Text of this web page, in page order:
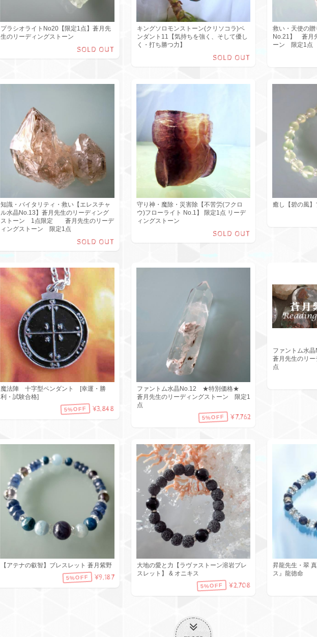
プラシオライトNo20【限定1点】蒼月先
生のリーディングストーン
SOLD OUT
キングソロモンストーン(クリソコラ)ペ
ンダント11【気持ちを強く、そして優し
く・打ち勝つ力】
SOLD OUT
救い・天使の
No.21】 蒼月
ーン 限定1点
知識・バイタリティ・救い【エレスチャ
ル水晶No.13】蒼月先生のリーディング
ストーン 1点限定 蒼月先生のリーデ
ィングストーン 限定1点
SOLD OUT
守り神・魔除・災害除【不苦労(フクロ
ウ)フローライト No.1】 限定1点 リーデ
ィングストーン
SOLD OUT
癒し【碧の風
魔法陣 十字型ペンダント [幸運・勝
利・試験合格]
5%OFF ¥3,848
ファントム水晶No.12 ★特別価格★
蒼月先生のリーディングストーン 限定1
点
5%OFF ¥7,762
ファントム水
蒼月先生のリ
点
【アテナの叡智】ブレスレット 蒼月紫野
5%OFF ¥9,187
大地の愛と力【ラヴァストーン溶岩ブレ
スレット】 & オニキス
5%OFF ¥2,708
昇龍先生・翠
ス』龍徳命